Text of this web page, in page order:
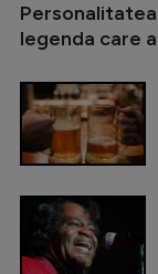
legenda care